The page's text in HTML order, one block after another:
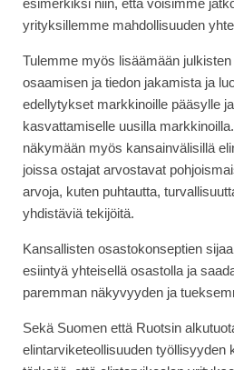
esimerkiksi niin, että voisimme
yrityksillemme mahdollisuuden
Tulemme myös lisäämään
osaamisen ja tiedon jakamista ja
edellytykset markkinoille pääsylle
kasvattamiselle uusilla
näkymään myös kansainvälisillä
joissa ostajat arvostavat
arvoja, kuten puhtautta,
yhdistäviä tekijöitä.
Kansallisten osastokonseptien
esiintyä yhteisellä osastolla ja
paremman näkyvyyden ja
Sekä Suomen että Ruotsin
elintarviketeollisuuden työllisyyden